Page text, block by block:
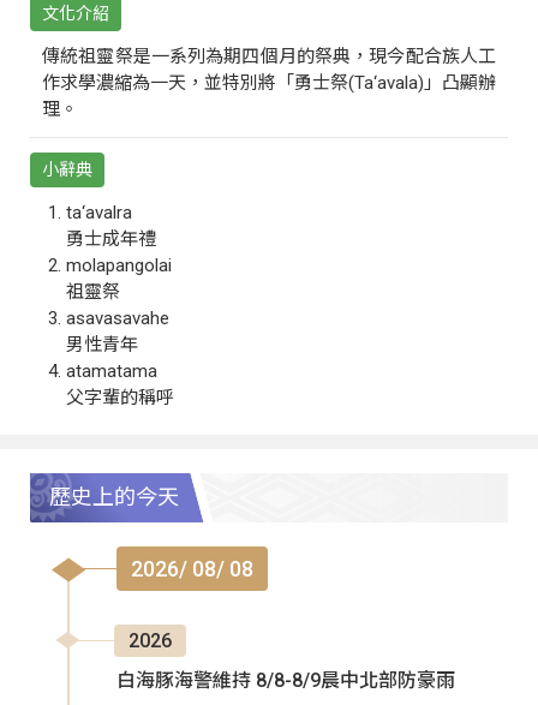
文化介紹
傳統祖靈祭是一系列為期四個月的祭典，現今配合族人工
作求學濃縮為一天，並特別將「勇士祭(Ta‘avala)」凸顯辦
理。
小辭典
ta‘avalra
勇士成年禮
molapangolai
祖靈祭
asavasavahe
男性青年
atamatama
父字輩的稱呼
歷史上的今天
2026/ 08/ 08
2026
白海豚海警維持 8/8-8/9晨中北部防豪雨